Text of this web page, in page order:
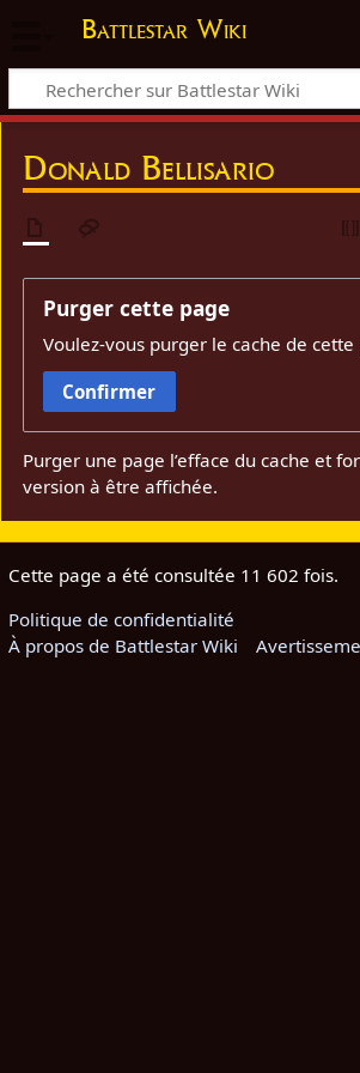
Battlestar Wiki
Donald Bellisario
Purger cette page
Voulez-vous purger le cache de cette
Confirmer
Purger une page l’efface du cache et
version à être affichée.
Cette page a été consultée 11 602 fois.
Politique de confidentialité
À propos de Battlestar Wiki